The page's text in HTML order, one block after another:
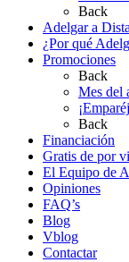
Back
Adelgar a
¿Por qué
Promociones
Back
Mes del
Back
Financiación
Gratis de por
El Equipo de
Opiniones
FAQ’s
Blog
Vblog
Contactar